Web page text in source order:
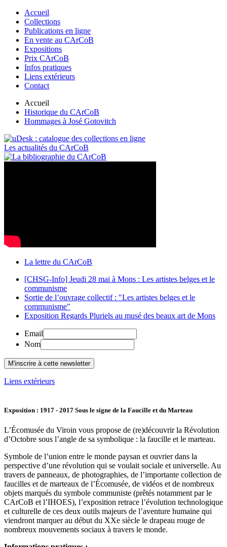
Accueil
Collections
Publications en ligne
En vente au CArCoB
Expositions
Prix CArCoB
Infos pratiques
Liens extérieurs
Contact
Accueil
Historique du CArCoB
Hommages à José Gotovitch
Les actualités du CArCoB
La lettre du CArCoB
[CHSG-Info] Jeudi 28 mai à Mons : Les artistes belges et le
communisme
Sortie de l’ouvrage collectif : "Les artistes belges et le
communisme"
Exposition Regards Pluriels au musé des beaux art de Mons
Email
Nom
Liens extérieurs
Exposition : 1917 - 2017 Sous le signe de la Faucille et du Marteau
L’Écomusée du Viroin vous propose de (re)découvrir la Révolution
d’Octobre sous l’angle de sa symbolique : la faucille et le marteau.
Symbole de l’union entre le monde paysan et ouvrier dans la
perspective d’une révolution qui se voulait sociale et universelle. Au
travers de panneaux, de photographies, de l’importante collection de
faucilles et de marteaux de l’Écomusée, de vidéos et de nombreux
objets marqués du symbole communiste (prêtés notamment par le
CArCoB et l’IHOES), l’exposition retrace l’évolution technologique
et culturelle de ces deux outils majeurs de l’aventure humaine qui
viendront marquer au début du XXe siècle le drapeau rouge de
nombreux mouvements sociaux à travers le monde.